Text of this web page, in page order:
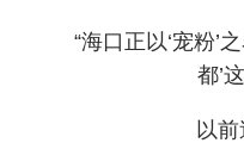
“海口正以‘宠粉’之
都’
以前追